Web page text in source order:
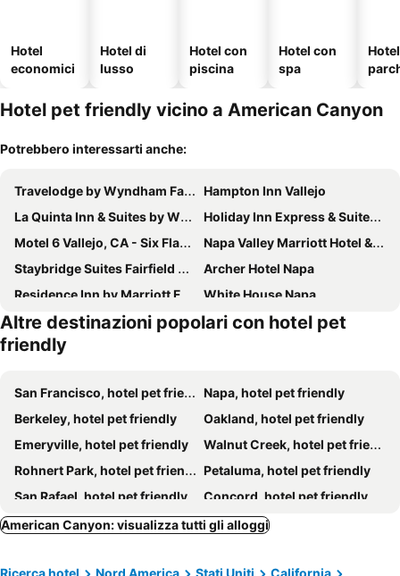
Hotel
economici
Hotel di
lusso
Hotel con
piscina
Hotel con
spa
Hotel pet friendly vicino a American Canyon
Potrebbero interessarti anche:
Travelodge by Wyndham Fairfield/Napa Valley
Hampton Inn Vallejo
La Quinta Inn & Suites by Wyndham Fairfield - Napa Valley
Holiday Inn Express & Suites Napa Valley-american Canyon By Ihg
Motel 6 Vallejo, CA - Six Flags West
Napa Valley Marriott Hotel & Spa
Staybridge Suites Fairfield Napa Valley Area By Ihg
Archer Hotel Napa
Residence Inn by Marriott Fairfield Napa
White House Napa
Napa Winery Inn
Courtyard Vallejo Napa Valley
SpringHill Suites Napa Valley
The Westin Verasa Napa
Hilton Garden Inn Napa
Altre destinazioni popolari con hotel pet
friendly
San Francisco, hotel pet friendly
Napa, hotel pet friendly
Berkeley, hotel pet friendly
Oakland, hotel pet friendly
Emeryville, hotel pet friendly
Walnut Creek, hotel pet friendly
Rohnert Park, hotel pet friendly
Petaluma, hotel pet friendly
San Rafael, hotel pet friendly
Concord, hotel pet friendly
Fairfield, hotel pet friendly
Sonoma, hotel pet friendly
American Canyon: visualizza tutti gli alloggi
Ricerca hotel Nord America Stati Uniti
California